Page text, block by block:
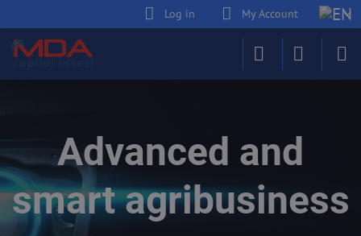
Log in My Account
Advanced and
smart agribusiness